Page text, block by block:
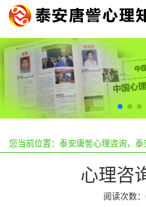
您当前位置： 泰安唐訾心理咨询，泰安
心理咨
阅读次数：